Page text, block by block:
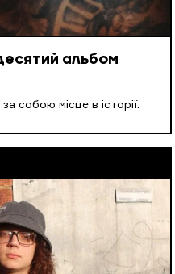
альбом
собою місце в історії.